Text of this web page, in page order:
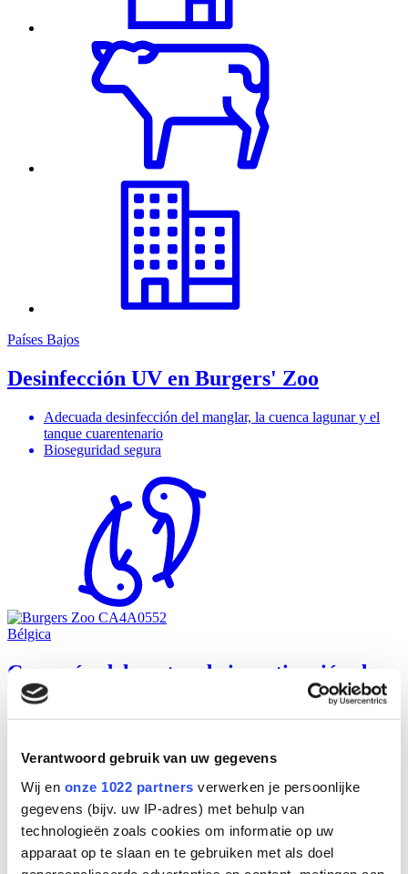
Verantwoord gebruik van uw gegevens
Wij en onze 1022 partners verwerken je persoonlijke
gegevens (bijv. uw IP-adres) met behulp van
technologieën zoals cookies om informatie op uw
apparaat op te slaan en te gebruiken met als doel
Países Bajos
Desinfección UV en Burgers' Zoo
Adecuada desinfección del manglar, la cuenca lagunar y el
tanque cuarentenario
Bioseguridad segura
Bélgica
Camarón del centro de investigación de
desinfección del agua
Mantener microbiológicamente sana el agua utilizada en la
instalación